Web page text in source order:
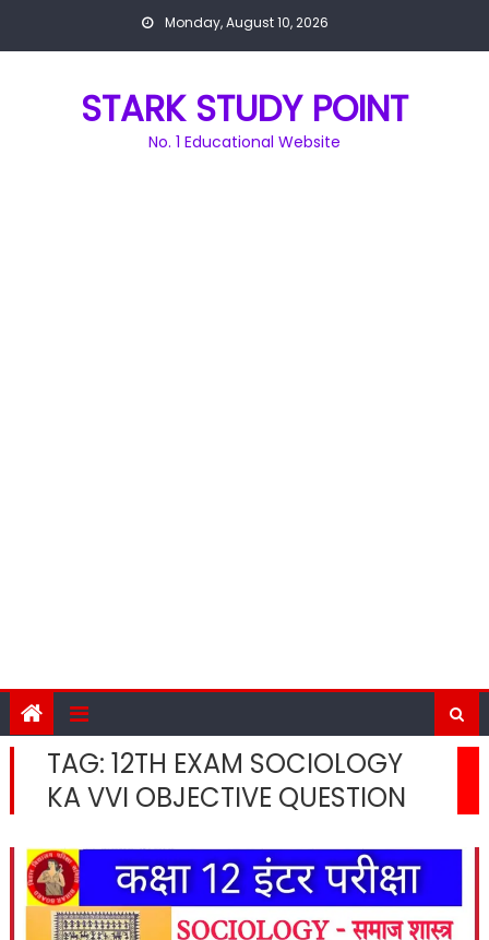
Monday, August 10, 2026
STARK STUDY POINT
No. 1 Educational Website
TAG: 12TH EXAM SOCIOLOGY
KA VVI OBJECTIVE QUESTION